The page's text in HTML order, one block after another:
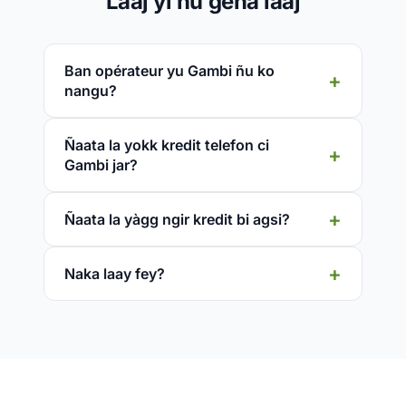
Ban opérateur yu Gambi ñu ko
nangu?
Ñaata la yokk kredit telefon ci
Gambi jar?
Ñaata la yàgg ngir kredit bi agsi?
Naka laay fey?